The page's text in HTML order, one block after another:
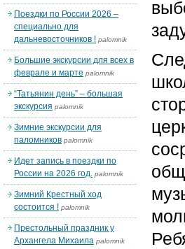
Поездки по России 2026 –
специально для
дальневосточников ! palomnik
Большие экскурсии для всех в
феврале и марте palomnik
“Татьянин день” – большая
экскурсия palomnik
Зимние экскурсии для
паломников palomnik
Идет запись в поездки по
России на 2026 год. palomnik
Зимний Крестный ход
состоится ! palomnik
Престольный праздник у
Архангела Михаила palomnik